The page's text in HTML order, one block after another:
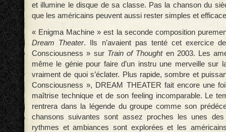
et illumine le disque de sa classe. Pas la chanson du
que les américains peuvent aussi rester simples et
« Enigma Machine » est la seconde composition
Dream Theater. Ils n’avaient pas tenté cet exercice
Consciousness » sur Train of Thought en 2003. Les
même le génie pour faire d’un instru une merveille sur
vraiment de quoi s’éclater. Plus rapide, sombre et
Consciousness », DREAM THEATER fait encore une
maîtrise technique et de son feeling incomparable. Le
rentrera dans la légende du groupe comme son
chansons suivantes sont assez proches les unes des
rythmes et ambiances sont explorées et les